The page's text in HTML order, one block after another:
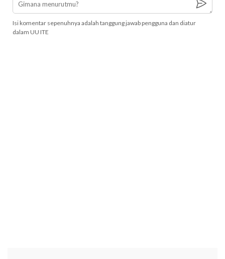
Isi komentar sepenuhnya adalah tanggung jawab pengguna dan diatur
dalam UU ITE